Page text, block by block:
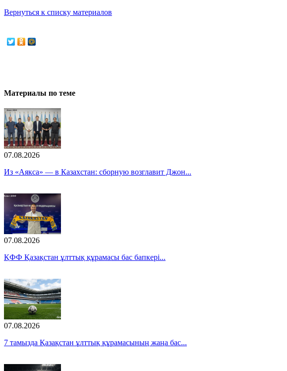
Вернуться к списку материалов
Материалы по теме
07.08.2026
Из «Аякса» — в Казахстан: сборную возглавит Джон...
07.08.2026
ҚФФ Қазақстан ұлттық құрамасы бас бапкері...
07.08.2026
7 тамызда Қазақстан ұлттық құрамасының жаңа бас...